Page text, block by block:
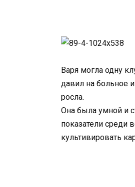
Варя могла одну
давил на больное
росла.
Она была умной и
показатели среди
культивировать